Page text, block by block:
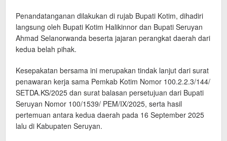
Penandatanganan dilakukan di rujab Bupati Kotim, dihadiri
langsung oleh Bupati Kotim Halikinnor dan Bupati Seruyan
Ahmad Selanorwanda beserta jajaran perangkat daerah dari
kedua belah pihak.
Kesepakatan bersama ini merupakan tindak lanjut dari surat
penawaran kerja sama Pemkab Kotim Nomor 100.2.2.3/144/
SETDA.KS/2025 dan surat balasan persetujuan dari Bupati
Seruyan Nomor 100/1539/ PEM/IX/2025, serta hasil
pertemuan antara kedua daerah pada 16 September 2025
lalu di Kabupaten Seruyan.